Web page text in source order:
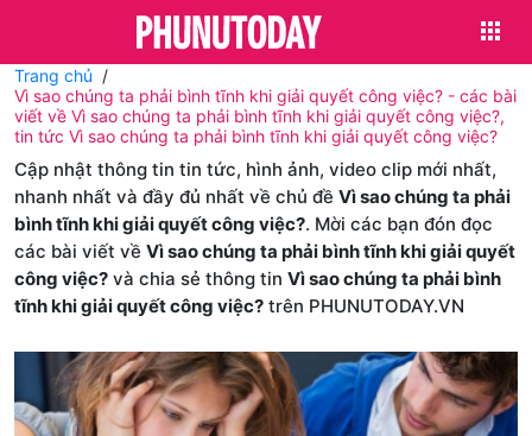
Trang chủ
Vì sao chúng ta phải bình tĩnh khi giải quyết công việc? - các bài
viết về Vì sao chúng ta phải bình tĩnh khi giải quyết công việc?,
tin tức Vì sao chúng ta phải bình tĩnh khi giải quyết công việc?
Cập nhật thông tin tin tức, hình ảnh, video clip mới nhất,
nhanh nhất và đầy đủ nhất về chủ đề Vì sao chúng ta phải
bình tĩnh khi giải quyết công việc?. Mời các bạn đón đọc
các bài viết về Vì sao chúng ta phải bình tĩnh khi giải quyết
công việc? và chia sẻ thông tin Vì sao chúng ta phải bình
tĩnh khi giải quyết công việc? trên PHUNUTODAY.VN